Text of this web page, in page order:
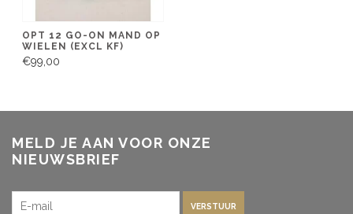
OPT 12 GO-ON MAND OP
WIELEN (EXCL KF)
€99,00
MELD JE AAN VOOR ONZE
NIEUWSBRIEF
VERSTUUR